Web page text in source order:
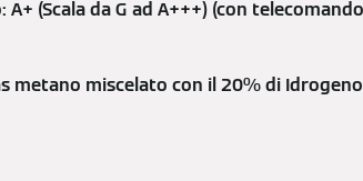
(Scala da G ad A+++) (con
metano miscelato con il 20% di Idrogeno